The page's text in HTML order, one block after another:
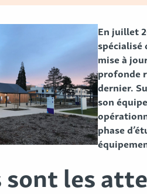
En juillet
spécialisé
mise à
profonde
dernier.
son
phase
sont les